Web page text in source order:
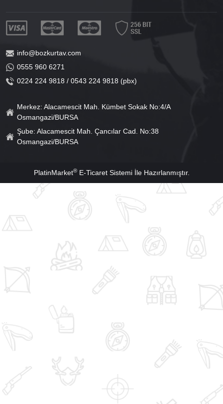
info@bozkurtav.com
0555 960 6271
0224 224 9818 / 0543 224 9818 (pbx)
Merkez: Alacamescit Mah. Kümbet Sokak No:4/A
Osmangazi/BURSA
Şube: Alacamescit Mah. Çancılar Cad. No:38
Osmangazi/BURSA
PlatinMarket®E-Ticaret Sistemiİle Hazırlanmıştır.